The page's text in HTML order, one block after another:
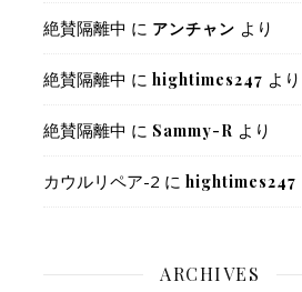
絶賛隔離中 に アンチャン より
絶賛隔離中 に hightimes247 より
絶賛隔離中 に Sammy-R より
カウルリペア-2 に hightimes247
ARCHIVES